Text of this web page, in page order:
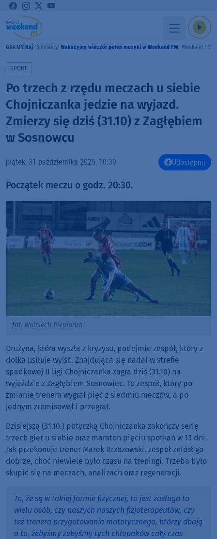
GRAMY Raj Smolasty Wakacyjny wieczór pełen muzyki w Weekend FM Weekend FM
SPORT
Po trzech z rzędu meczach u siebie
Chojniczanka jedzie na wyjazd.
Zmierzy się dziś (31.10) z Zagłębiem
w Sosnowcu
piątek, 31 października 2025, 10:39 Udostępnij
Początek meczu o godz. 20:30.
fot. Wojciech Piepiorka
Drużyna, która wyszła z kryzysu, podejmie zespół, który z
dołka usiłuje wyjść. Znajdująca się nadal w strefie
spadkowej II ligi Chojniczanka zagra dziś (31.10) na
wyjeździe z Zagłębiem Sosnowiec. To zespół, który po
zmianie trenera wygrał pięć z siedmiu meczów, a po
jednym zremisował i przegrał.
Dzisiejszą (31.10.) potyczką Chojniczanka zakończy serię
trzech gier u siebie oraz maraton pięciu spotkań w 13 dni.
Jak przekonuje trener Marek Brzozowski, zespół zniósł go
dobrze, choć niewiele było czasu na treningi. Trzeba było
skupić się na meczach, analizach oraz regeneracji.
To, że są w takiej formie fizycznej, to jest zasługa to
wielu osób, czy naszych naszych fizjoterapeutów, czy
też trenera przygotowania motorycznego, którzy dbają
o to, żebyśmy żebyśmy tych chłopaków cały czas